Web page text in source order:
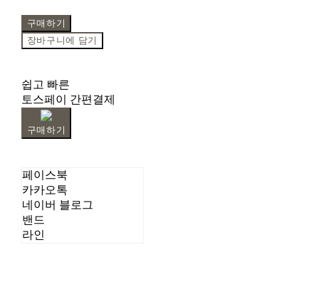
구매하기
장바구니에 담기
쉽고 빠른
토스페이 간편결제
구매하기
페이스북
카카오톡
네이버 블로그
밴드
라인